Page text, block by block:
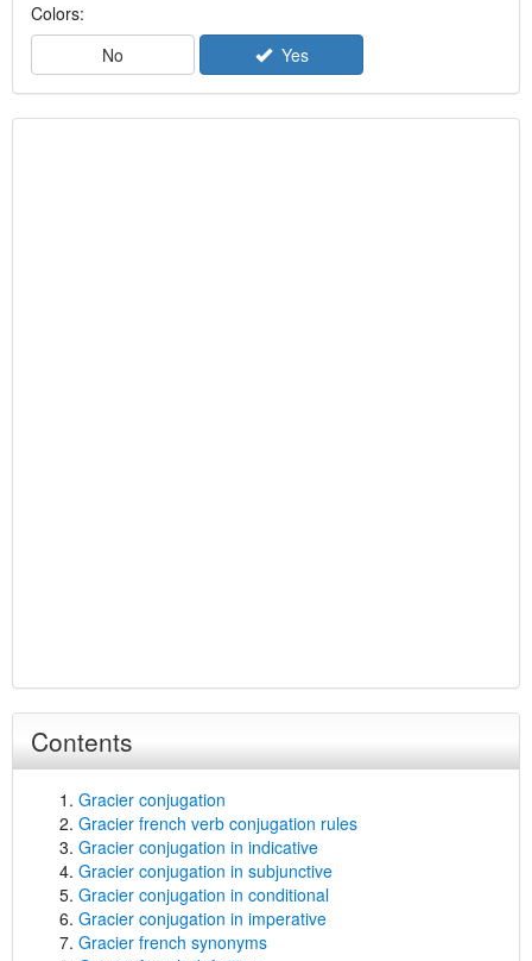
Colors:
No
Yes
Contents
Gracier conjugation
Gracier french verb conjugation rules
Gracier conjugation in indicative
Gracier conjugation in subjunctive
Gracier conjugation in conditional
Gracier conjugation in imperative
Gracier french synonyms